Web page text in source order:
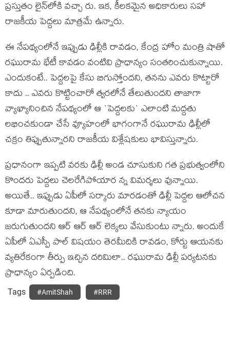
ప్ర‌స్తుతం లైన్‌లోకి వ‌చ్చా రు. ఇక‌, కీల‌క‌మైన అధికారులు స‌హా
రాజ‌కీయ పెద్ద‌లు మాత్ర‌మే ఉన్నారు.
ఈ నేప‌థ్యంలోనే ఇప్పుడు ఢిల్లీకి రావ‌డం, కేంద్ర హోం మంత్రి షాతో
ర‌ఘురామ భేటీ కావ‌డం వంటివి ప్రాధాన్యం సంత‌రించుకున్నాయి.
ఎందుకంటే.. పెద్ద‌ల‌పై కేసు బిగుస్తోంద‌ని, త‌న‌ను ఎవ‌రు కొట్టారో
కాదు .. ఎవ‌రు కొట్టించారో త్వ‌ర‌లోనే తేలుతుంద‌ని తాజాగా
వ్యాఖ్యానించిన నేప‌థ్యంలో ఆ `పెద్ద‌ల‌కు` ఎలాంటి మ‌ద్ద‌తు
ల‌భించ‌కుండా చేసే వ్యూహంలో భాగంగానే ర‌ఘురామ ఢిల్లీలో
చ‌క్రం తిప్పుతున్నార‌ని రాజ‌కీయ విశ్లేష‌కులు భావిస్తున్నారు.
ప్ర‌ధానంగా ఇప్ప‌టి వ‌ర‌కు ఢిల్లీ అండ చూసుకుని గ‌త ప్ర‌భుత్వంలోని
కొంద‌రు పెద్ద‌లు చెలరేగిపోయార న్న విమ‌ర్శ‌లు వున్నాయి.
అయితే.. ఇప్పుడు ఏపీలో స‌ర్కారు మార‌డంతో ఢిల్లీ పెద్ద‌ల ఆలోచ‌న
కూడా మారుతుంద‌ని, ఆ నేప‌థ్యంలోనే త‌న‌కు న్యాయం
జ‌రుగుతుంద‌ని ఆర్ ఆర్ ఆర్ లెక్కలు వేసుకుంటు న్నారు. అందుకే
ఏపీలో ఏఎస్పీ పాల్ విష‌యం తెర‌మీదికి రావ‌డం, కోర్టు ఆయ‌న‌కు
వ్య‌తిరేకంగా తీర్పు ఇచ్చిన ద‌రిమిలా.. ర‌ఘురామ ఢిల్లీ ప‌ర్య‌ట‌న‌కు
ప్రాధాన్యం ఏర్ప‌డింది.
Tags #AmitShah #RRR